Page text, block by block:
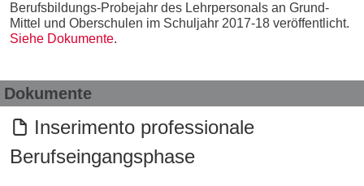
Berufsbildungs-Probejahr des Lehrpersonals an Grund-
Mittel und Oberschulen im Schuljahr 2017-18 veröffentlicht.
Siehe Dokumente.
Dokumente
Inserimento professionale
Berufseingangsphase